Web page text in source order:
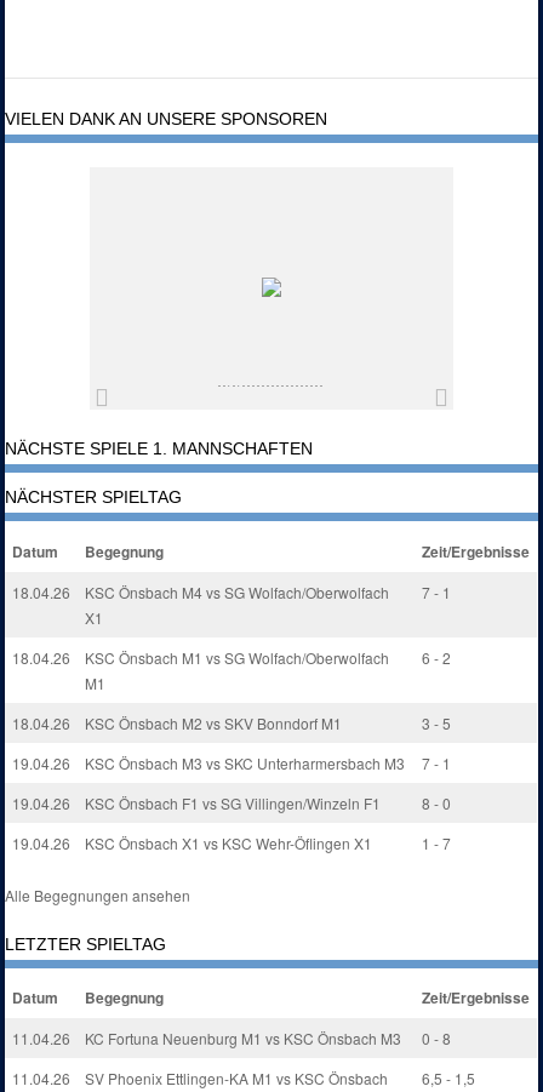
VIELEN DANK AN UNSERE SPONSOREN
NÄCHSTE SPIELE 1. MANNSCHAFTEN
NÄCHSTER SPIELTAG
Datum Begegnung Zeit/Ergebnisse
18.04.26
KSC Önsbach M4 vs SG Wolfach/Oberwolfach
X1
7 - 1
18.04.26
KSC Önsbach M1 vs SG Wolfach/Oberwolfach
M1
6 - 2
18.04.26 KSC Önsbach M2 vs SKV Bonndorf M1
3 - 5
19.04.26
KSC Önsbach M3 vs SKC Unterharmersbach M3
7 - 1
19.04.26
KSC Önsbach F1 vs SG Villingen/Winzeln F1
8 - 0
19.04.26
KSC Önsbach X1 vs KSC Wehr-Öflingen X1 1 - 7
Alle Begegnungen ansehen
LETZTER SPIELTAG
Datum Begegnung Zeit/Ergebnisse
11.04.26 KC Fortuna Neuenburg M1 vs KSC Önsbach M3
0 - 8
11.04.26
SV Phoenix Ettlingen-KA M1 vs KSC Önsbach
6,5 - 1,5